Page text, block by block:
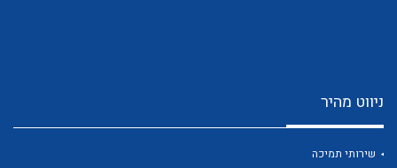
ניווט מהיר
שירותי תמיכה